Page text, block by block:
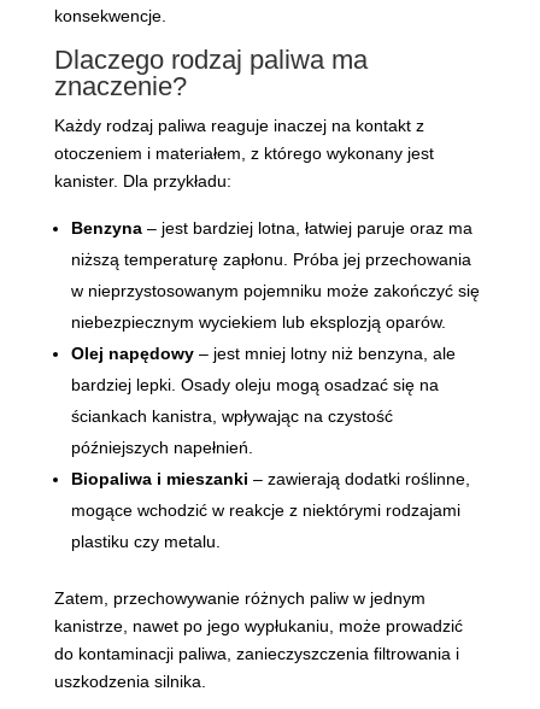
konsekwencje.
Dlaczego rodzaj paliwa ma
znaczenie?
Każdy rodzaj paliwa reaguje inaczej na kontakt z
otoczeniem i materiałem, z którego wykonany jest
kanister. Dla przykładu:
Benzyna– jest bardziej lotna, łatwiej paruje oraz ma
niższą temperaturę zapłonu. Próba jej przechowania
w nieprzystosowanym pojemniku może zakończyć się
niebezpiecznym wyciekiem lub eksplozją oparów.
Olej napędowy– jest mniej lotny niż benzyna, ale
bardziej lepki. Osady oleju mogą osadzać się na
ściankach kanistra, wpływając na czystość
późniejszych napełnień.
Biopaliwa i mieszanki – zawierają dodatki roślinne,
mogące wchodzić w reakcje z niektórymi rodzajami
plastiku czy metalu.
Zatem, przechowywanie różnych paliw w jednym
kanistrze, nawet po jego wypłukaniu, może prowadzić
do kontaminacji paliwa, zanieczyszczenia filtrowania i
uszkodzenia silnika.